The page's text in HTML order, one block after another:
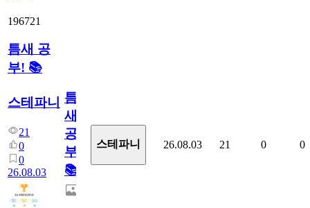
196721
틈새 공
부! 📚
스테파니
21
0
0
26.08.03
틈
새
공
부!
📚
스테파니 26.08.03 21 0 0